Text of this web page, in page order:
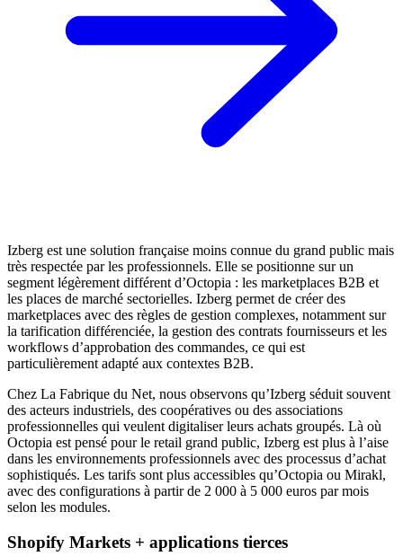
Izberg est une solution française moins connue du grand public mais
très respectée par les professionnels. Elle se positionne sur un
segment légèrement différent d’Octopia : les marketplaces B2B et
les places de marché sectorielles. Izberg permet de créer des
marketplaces avec des règles de gestion complexes, notamment sur
la tarification différenciée, la gestion des contrats fournisseurs et les
workflows d’approbation des commandes, ce qui est
particulièrement adapté aux contextes B2B.
Chez La Fabrique du Net, nous observons qu’Izberg séduit souvent
des acteurs industriels, des coopératives ou des associations
professionnelles qui veulent digitaliser leurs achats groupés. Là où
Octopia est pensé pour le retail grand public, Izberg est plus à l’aise
dans les environnements professionnels avec des processus d’achat
sophistiqués. Les tarifs sont plus accessibles qu’Octopia ou Mirakl,
avec des configurations à partir de 2 000 à 5 000 euros par mois
selon les modules.
Shopify Markets + applications tierces